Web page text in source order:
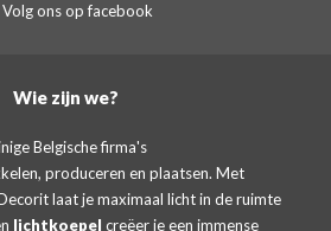
Volg ons op facebook
Wie zijn we?
Belgische firma's
produceren en plaatsen. Met
laat je maximaal licht in de ruimte
lichtkoepel creëer je een immense